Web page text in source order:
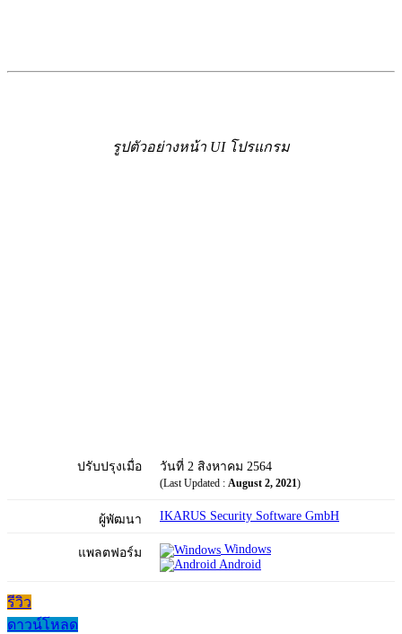
รูปตัวอย่างหน้า UI โปรแกรม
ปรับปรุงเมื่อ วันที่ 2 สิงหาคม 2564
(Last Updated : August 2, 2021)
ผู้พัฒนา IKARUS Security Software GmbH
แพลตฟอร์ม
Windows
Android
รีวิว
ดาวน์โหลด